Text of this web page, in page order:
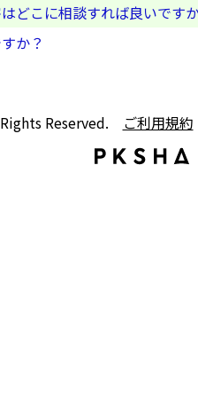
どこに相談すれば良いです
か？
Reserved. ご利用規約